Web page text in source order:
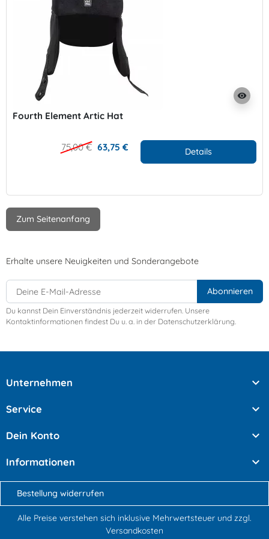
visibility
Fourth Element Artic Hat
75,00 € 63,75 € Details
Zum Seitenanfang
Erhalte unsere Neuigkeiten und Sonderangebote
Du kannst Dein Einverständnis jederzeit widerrufen. Unsere
Kontaktinformationen findest Du u. a. in der Datenschutzerklärung.
Unternehmen 
Service 
Dein Konto 
Informationen 
Bestellung widerrufen
Alle Preise verstehen sich inklusive Mehrwertsteuer und zzgl.
Versandkosten